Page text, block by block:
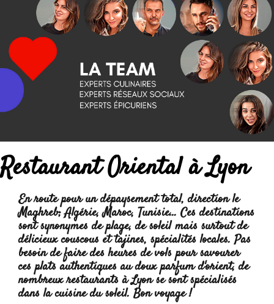
Restaurant Oriental à Lyon
En route pour un dépaysement total, direction le
Maghreb; Algérie, Maroc, Tunisie... Ces destinations
sont synonymes de plage, de soleil mais surtout de
délicieux couscous et tajines, spécialités locales. Pas
besoin de faire des heures de vols pour savourer
ces plats authentiques au doux parfum d'orient, de
nombreux restaurants à Lyon se sont spécialisés
dans la cuisine du soleil. Bon voyage !